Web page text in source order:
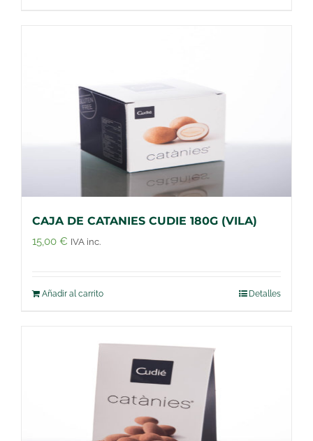
CAJA DE CATANIES CUDIE 180G (VILA)
15,00 € IVA inc.
Añadir al carrito Detalles